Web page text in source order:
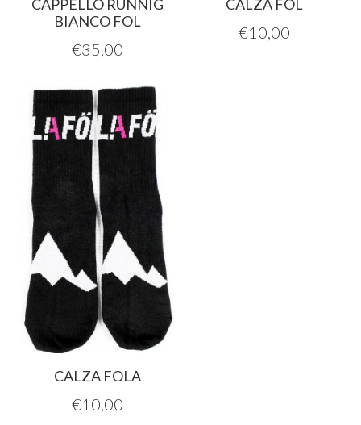
CAPPELLO RUNNIG
BIANCO FOL
€35,00
CALZA FOL
€10,00
CALZA FOLA
€10,00